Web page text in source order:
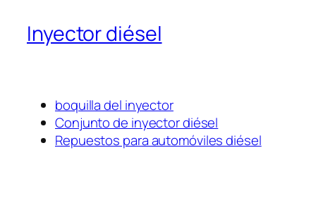
Inyector diésel
boquilla del inyector
Conjunto de inyector diésel
Repuestos para automóviles diésel